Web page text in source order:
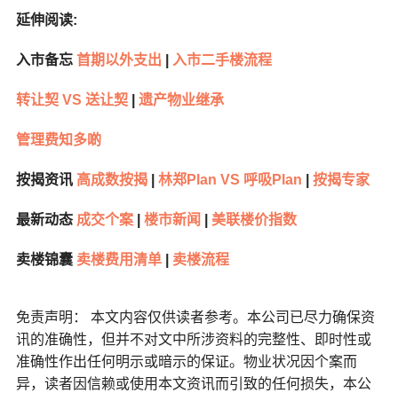
延伸阅读:
入市备忘 首期以外支出 入市二手楼流程
转让契 VS 送让契 遗产物业继承
管理费知多啲
按揭资讯 高成数按揭| 林郑Plan VS 呼吸Plan 按揭专家
最新动态 成交个案 楼市新闻 美联楼价指数
卖楼锦囊 卖楼费用清单| 卖楼流程
免责声明： 本文内容仅供读者参考。本公司已尽力确保资
讯的准确性，但并不对文中所涉资料的完整性、即时性或
准确性作出任何明示或暗示的保证。物业状况因个案而
异，读者因信赖或使用本文资讯而引致的任何损失，本公